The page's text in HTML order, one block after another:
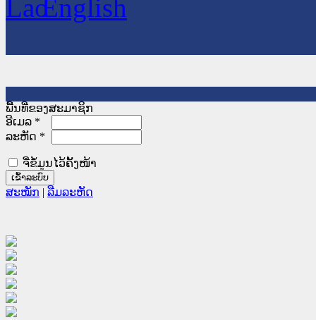
ພື້ນທີ່ຂອງສະມາຊິກ
ອີເມລ *
ລະຫັດ *
ຈື່ຂໍ້ມູນໄວ້ຄັ້ງໜ້າ
ສະໝັກ | ລືມລະຫັດ